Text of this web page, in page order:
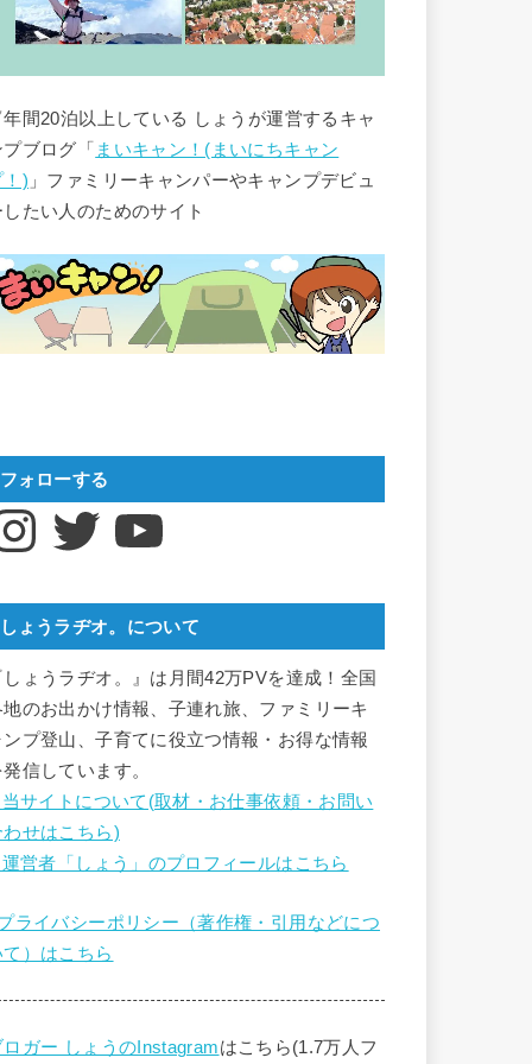
間20泊以上している しょうが運営するキャ
ブログ「 まいキャン！(まいにちキャン
！) 」ファミリーキャンパーやキャンプデビュ
したい人のためのサイト
フォローする
Twitter YouTube
しょうラヂオ。について
しょうラヂオ。』は月間42万PVを達成！全国
地のお出かけ情報、子連れ旅、ファミリーキ
ンプ登山、子育てに役立つ情報・お得な情報
信しています。
サイトについて(取材・お仕事依頼・お問い
わせはこちら)
営者「しょう」のプロフィールはこちら
ライバシーポリシー（著作権・引用などにつ
て）はこちら
ロガー しょうのInstagramはこちら(1.7万人フ